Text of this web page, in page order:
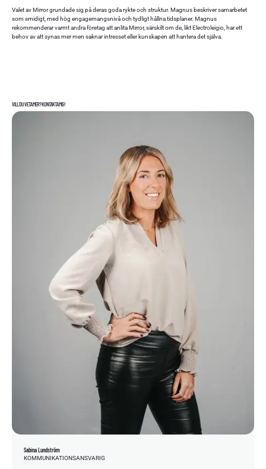
Valet av Mirror grundade sig på deras goda rykte och struktur. Magnus beskriver samarbetet
som smidigt, med hög engagemangsnivå och tydligt hållna tidsplaner. Magnus
rekommenderar varmt andra företag att anlita Mirror, särskilt om de, likt Electroleigio, har ett
behov av att synas mer men saknar intresset eller kunskapen att hantera det själva.
VILL DU VETA MER? KONTAKTA MIG!
Sabina Lundström
KOMMUNIKATIONSANSVARIG